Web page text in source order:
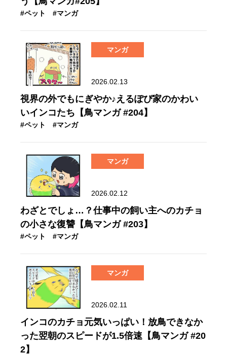
#ペット #マンガ
マンガ
2026.02.13
視界の外でもにぎやか♪えるぽぴ家のかわい
いインコたち【鳥マンガ #204】
#ペット #マンガ
マンガ
2026.02.12
わざとでしょ…？仕事中の飼い主へのカチョ
の小さな復讐【鳥マンガ #203】
#ペット #マンガ
マンガ
2026.02.11
インコのカチョ元気いっぱい！放鳥できなか
った翌朝のスピードが1.5倍速【鳥マンガ #20
2】